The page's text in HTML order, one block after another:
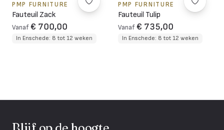
PMP FURNITURE
Fauteuil Zack
Vanaf € 700,00
In Enschede: 8 tot 12 weken
PMP FURNITURE
Fauteuil Tulip
Vanaf € 735,00
In Enschede: 8 tot 12 weken